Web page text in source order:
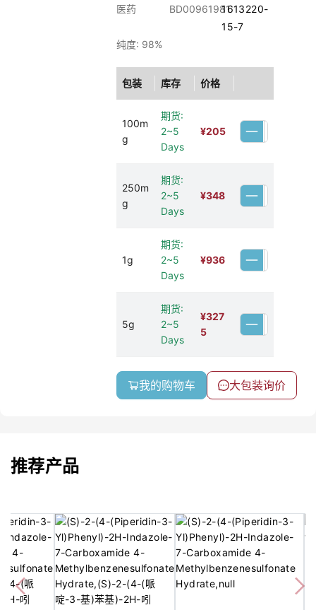
医药
BD009619811613220-
15-7
纯度: 98%
包装 库存 价格
100m
g
期货:
2~5
Days
¥205
250m
g
期货:
2~5
Days
¥348
1g
期货:
2~5
Days
¥936
5g
期货:
2~5
Days
¥327
5
我的购物车 大包装询价
推荐产品